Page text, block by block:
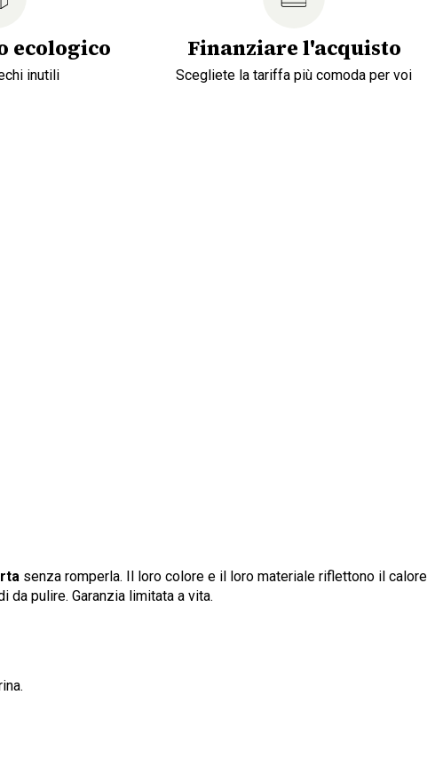
ecologico
inutili
Finanziare l'acquisto
Scegliete la tariffa più comoda per voi
senza romperla. Il loro colore e il loro materiale riflettono il calore
da pulire. Garanzia limitata a vita.